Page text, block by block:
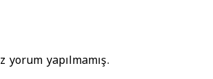
yapılmamış.